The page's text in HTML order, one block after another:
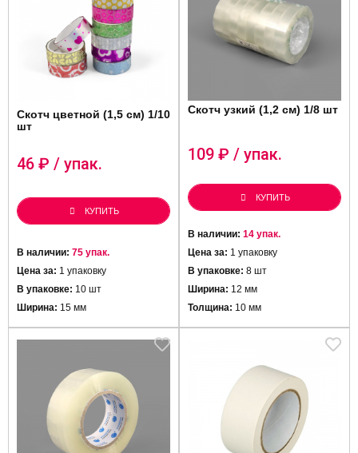
Скотч цветной (1,5 см) 1/10
шт
46 ₽ / упак.
КУПИТЬ
В наличии: 75 упак.
Цена за: 1 упаковку
В упаковке: 10 шт
Ширина: 15 мм
Скотч узкий (1,2 см) 1/8 шт
109 ₽ / упак.
КУПИТЬ
В наличии: 14 упак.
Цена за: 1 упаковку
В упаковке: 8 шт
Ширина: 12 мм
Толщина: 10 мм